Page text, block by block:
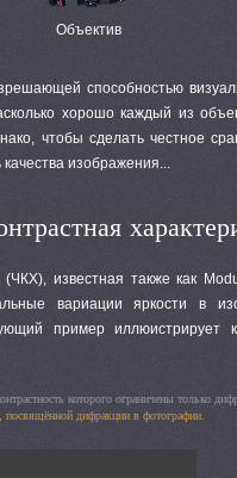
Объектив
способностью
хорошо каждый из
чтобы сделать честное
изображения...
(ЧКХ), известная также как
вариации яркости в
пример иллюистрирует
которого ограничены только
посвящённой дифракции в фотографии